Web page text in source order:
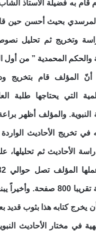
به فضيلة الأستاذ
بحيث أحسن حين
وتخريج ثم تحليل
والحكم المحمدية ” من
أنّ المؤلف قام بتخريج
التي يحتاجها طلبة
النبوية. والمؤلف أظهر
تخريج الأحاديث الواردة
الأحاديث ثم تحليلها،
الرسالة العلمية تقريبا
يخرج كتابه هذا بثوب قديد
في مختار الأحاديث